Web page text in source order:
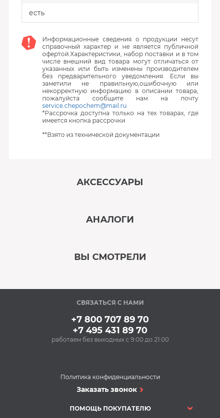
есть
Информационные сведения о продукции несут
справочный характер и не является публичной
офертой.Характеристики, набор поставки и в том
числе внешний вид товара могут отличаться от
указанных или быть изменены производителем
без предварительного уведомления. Если вы
заметили не правильную,ошибочную или
некорректную информацию в описании товара,
пожалуйста сообщите нам на почту
service.chepochem@mail.ru
*Рассрочка доступна только на тех товарах, где
имеется кнопка рассрочки
**Взято из технической документации
АКСЕССУАРЫ
стали BON BN-175
(500 мл)
348 Р
АНАЛОГИ
Духовой шкаф MIELE
H 2861-1 B OBSW
ВЫ СМОТРЕЛИ
В наличии
СВЯЗАТЬСЯ С НАМИ
+7 800 707 89 70
+7 495 431 89 70
работаем без выходных с 9:00 до 21:00
Политика конфиденциальности
Заказать звонок
ПОМОЩЬ ПОКУПАТЕЛЮ